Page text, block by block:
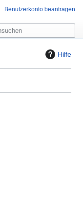
Hilfe
Benutzerkonto beantragen